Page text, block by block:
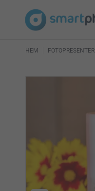
HEM FOTOPRESENTER